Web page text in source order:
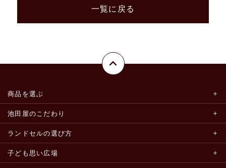
一覧に戻る
商品を選ぶ
池田屋のこだわり
ランドセルの選び方
子ども思い広場